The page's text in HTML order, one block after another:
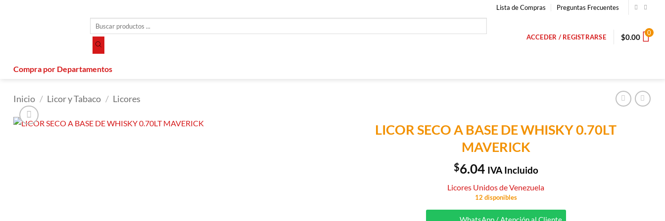
Lista de Compras Preguntas Frecuentes
productos
ACCEDER / REGISTRARSE $0.00 0
Compra por Departamentos
Inicio / Licor y Tabaco / Licores
LICOR SECO A BASE DE WHISKY 0.70LT
MAVERICK
$6.04 IVA Incluido
Licores Unidos de Venezuela
12 disponibles